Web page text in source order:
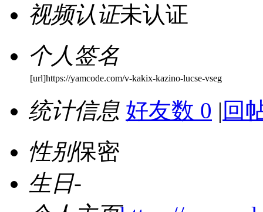
视频认证未认证
个人签名
[url]https://yamcode.com/v-kakix-kazino-lucse-vseg
统计信息 好友数 0 | 回
性别保密
生日-